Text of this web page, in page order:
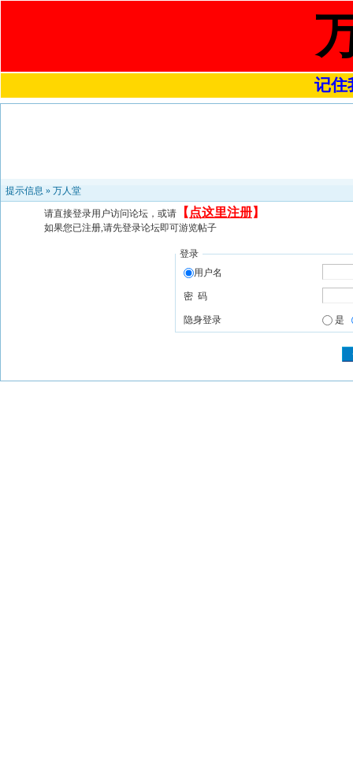
记住
提示信息 » 万人堂
请直接登录用户访问论坛，或请 【 点这里注册】
如果您已注册,请先登录论坛即可游览帖子
登录
用户名
密 码
隐身登录 是